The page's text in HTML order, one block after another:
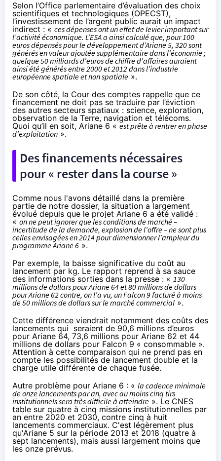
Selon l’Office parlementaire d’évaluation des choix
scientifiques et technologiques (OPECST),
l’investissement de l’argent public aurait un impact
indirect : « ces dépenses ont un effet de levier important sur
l’activité économique. L’ESA a ainsi calculé que, pour 100
euros dépensés pour le développement d’Ariane 5, 320 sont
générés en valeur ajoutée supplémentaire dans l’économie ;
quelque 50 milliards d’euros de chiffre d’affaires auraient
ainsi été générés entre 2000 et 2012 dans l’industrie
européenne spatiale et non spatiale ».
De son côté, la Cour des comptes rappelle que ce
financement ne doit pas se traduire par l’éviction
des autres secteurs spatiaux : science, exploration,
observation de la Terre, navigation et télécoms.
Quoi qu’il en soit, Ariane 6 « est prête à rentrer en phase
d’exploitation ».
Des financements nécessaires
pour « rester dans la course »
Comme nous l'avons détaillé dans la première
partie de notre dossier, la situation a largement
évolué depuis que le projet Ariane 6 a été validé :
« on ne peut ignorer que les conditions de marché –
incertitude de la demande, explosion de l’offre – ne sont plus
celles envisagées en 2014 pour dimensionner l’ampleur du
programme Ariane 6 ».
Par exemple, la baisse significative du coût au
lancement par kg. Le rapport reprend à sa sauce
des informations sorties dans la presse : « 130
millions de dollars pour Ariane 64 et 80 millions de dollars
pour Ariane 62 contre, on l’a vu, un Falcon 9 facturé à moins
de 50 millions de dollars sur le marché commercial ».
Cette différence viendrait notamment des coûts des
lancements qui seraient de 90,6 millions d’euros
pour Ariane 64, 73,6 millions pour Ariane 62 et 44
millions de dollars pour Falcon 9 « consommable ».
Attention à cette comparaison qui ne prend pas en
compte les possibilités de lancement double et la
charge utile différente de chaque fusée.
Autre problème pour Ariane 6 : « la cadence minimale
de onze lancements par an, avec au moins cinq tirs
institutionnels sera très difficile à atteindre ». Le CNES
table sur quatre à cinq missions institutionnelles par
an entre 2020 et 2030, contre cinq à huit
lancements commerciaux. C'est légèrement plus
qu'Ariane 5 sur la période 2013 et 2018 (quatre à
sept lancements), mais aussi largement moins que
les onze prévus.